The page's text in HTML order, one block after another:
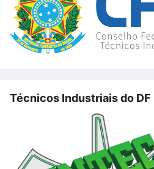
Técnicos Industriais do DF